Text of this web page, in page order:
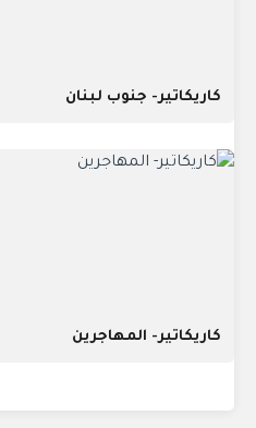
كاريكاتير- جنوب لبنان
كاريكاتير- المهاجرين